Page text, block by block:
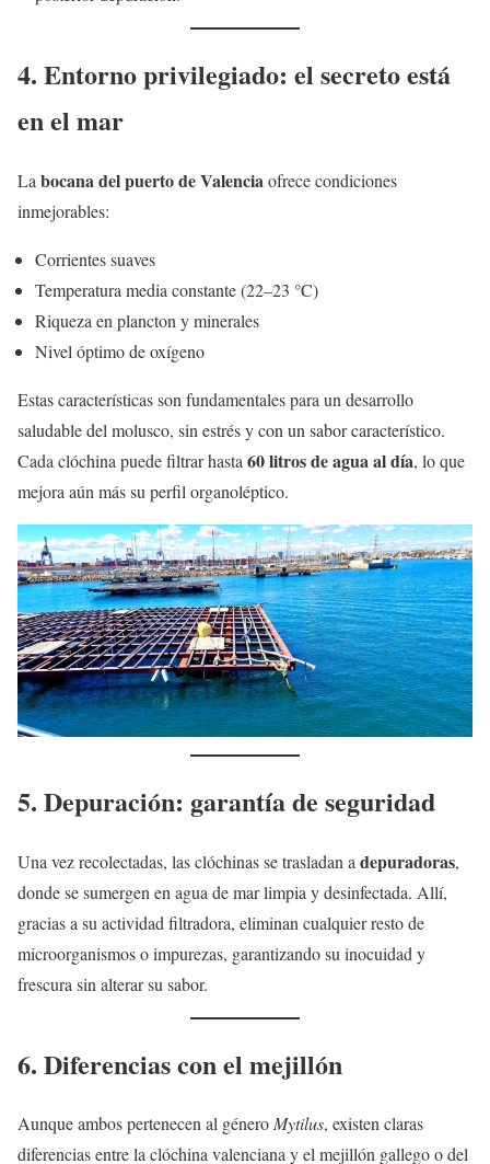
4. Entorno privilegiado: el secreto está
en el mar
La bocana del puerto de Valenciaofrece condiciones
inmejorables:
Corrientes suaves
Temperatura media constante (22–23 °C)
Riqueza en plancton y minerales
Nivel óptimo de oxígeno
Estas características son fundamentales para un desarrollo
saludable del molusco, sin estrés y con un sabor característico.
Cada clóchina puede filtrar hasta 60 litros de agua al día, lo que
mejora aún más su perfil organoléptico.
5. Depuración: garantía de seguridad
Una vez recolectadas, las clóchinas se trasladan a depuradoras,
donde se sumergen en agua de mar limpia y desinfectada. Allí,
gracias a su actividad filtradora, eliminan cualquier resto de
microorganismos o impurezas, garantizando su inocuidad y
frescura sin alterar su sabor.
6. Diferencias con el mejillón
Aunque ambos pertenecen al géneroMytilus, existen claras
diferencias entre la clóchina valenciana y el mejillón gallego o del